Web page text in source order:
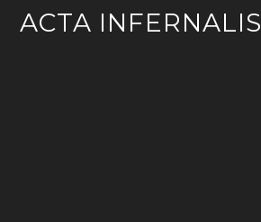
ACTA INFERNALIS